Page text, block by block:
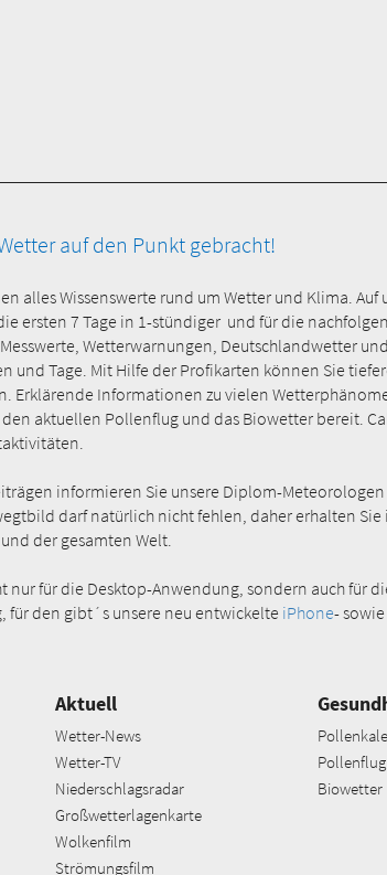
auf den Punkt gebracht!
alles Wissenswerte rund um Wetter und Klima.
ersten 7 Tage in 1-stündiger und für die
Wetterwarnungen, Deutschlandwetter
und Tage. Mit Hilfe der Profikarten können Sie
Erklärende Informationen zu vielen
aktuellen Pollenflug und das Biowetter bereit.
informieren Sie unsere Diplom-
darf natürlich nicht fehlen, daher erhalten
der gesamten Welt.
nur für die Desktop-Anwendung, sondern auch
für den gibt´s unsere neu entwickelte iPhone- sowie
Aktuell
Wetter-News
Wetter-TV
Niederschlagsradar
Großwetterlagenkarte
Wolkenfilm
Strömungsfilm
Pollenflug
Biowetter